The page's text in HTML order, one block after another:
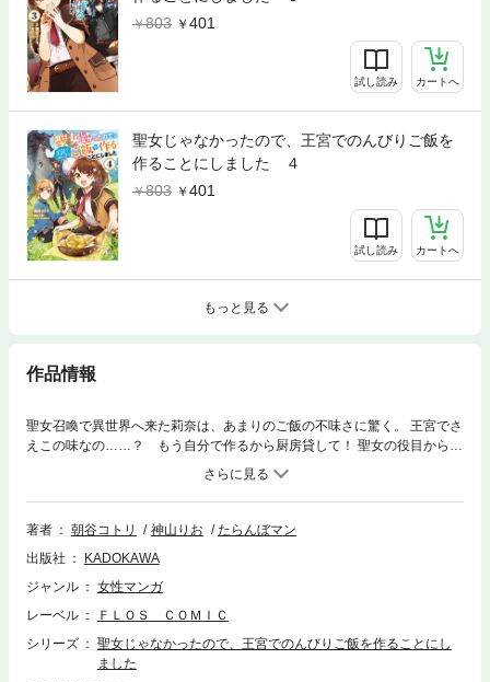
803
401
試し読み カートへ
聖女じゃなかったので、王宮でのんびりご飯を
作ることにしました ４
803
401
試し読み カートへ
もっと見る
作品情報
聖女召喚で異世界へ来た莉奈は、あまりのご飯の不味さに驚く。 王宮でさ
えこの味なの……？ もう自分で作るから厨房貸して！ 聖女の役目から解
放された莉奈は、美味しい料理で王族たちの心と胃袋を掴んでいく！
著者 朝谷コトリ 神山りお
たらんぼマン
出版社
KADOKAWA
ジャンル
女性マンガ
レーベル
ＦＬＯＳ ＣＯＭＩＣ
シリーズ
聖女じゃなかったので、王宮でのんびりご飯を作ることにし
ました